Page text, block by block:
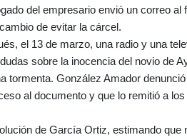
del empresario envió un correo
de evitar la cárcel.
el 13 de marzo, una radio y una
sobre la inocencia del novio de
tormenta. González Amador
al documento y que lo remitió a
de García Ortiz, estimando que